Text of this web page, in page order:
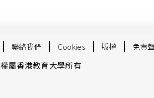
聯絡我們 Cookies 版權 免責
屬香港教育大學所有